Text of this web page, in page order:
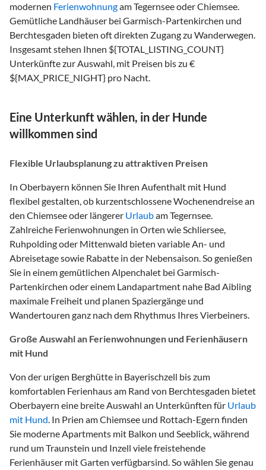
modernen Ferienwohnungam Tegernsee oder Chiemsee.
Gemütliche Landhäuser bei Garmisch-Partenkirchen und
Berchtesgaden bieten oft direkten Zugang zu Wanderwegen.
Insgesamt stehen Ihnen ${TOTAL_LISTING_COUNT}
Unterkünfte zur Auswahl, mit Preisen bis zu €
${MAX_PRICE_NIGHT} pro Nacht.
Eine Unterkunft wählen, in der Hunde
willkommen sind
Flexible Urlaubsplanung zu attraktiven Preisen
In Oberbayern können Sie Ihren Aufenthalt mit Hund
flexibel gestalten, ob kurzentschlossene Wochenendreise an
den Chiemsee oder längerer Urlaubam Tegernsee.
Zahlreiche Ferienwohnungen in Orten wie Schliersee,
Ruhpolding oder Mittenwald bieten variable An- und
Abreisetage sowie Rabatte in der Nebensaison. So genießen
Sie in einem gemütlichen Alpenchalet bei Garmisch-
Partenkirchen oder einem Landapartment nahe Bad Aibling
maximale Freiheit und planen Spaziergänge und
Wandertouren ganz nach dem Rhythmus Ihres Vierbeiners.
Große Auswahl an Ferienwohnungen und Ferienhäusern
mit Hund
Von der urigen Berghütte in Bayerischzell bis zum
komfortablen Ferienhaus am Rand von Berchtesgaden bietet
Oberbayern eine breite Auswahl an Unterkünften für Urlaub
mit Hund. In Prien am Chiemsee und Rottach-Egern finden
Sie moderne Apartments mit Balkon und Seeblick, während
rund um Traunstein und Inzell viele freistehende
Ferienhäuser mit Garten verfügbarsind. So wählen Sie genau